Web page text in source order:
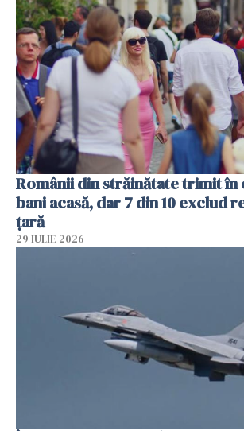
Românii din străinătate trimit
bani acasă, dar 7 din 10 exclud
țară
29 IULIE 2026